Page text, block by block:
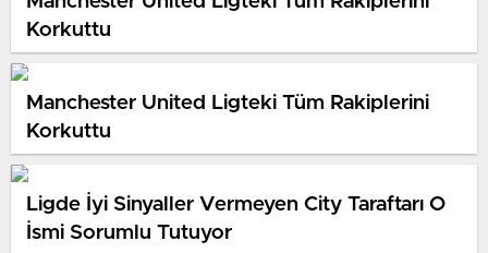
Korkuttu
Manchester United Ligteki Tüm Rakiplerini
Korkuttu
Ligde İyi Sinyaller Vermeyen City Taraftarı O
İsmi Sorumlu Tutuyor